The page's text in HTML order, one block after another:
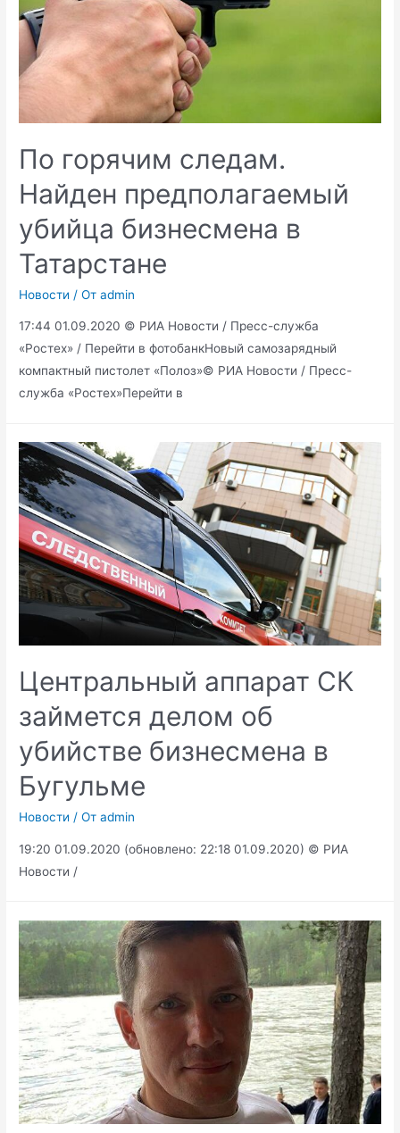
По горячим следам.
Найден предполагаемый
убийца бизнесмена в
Татарстане
Новости / От admin
17:44 01.09.2020 © РИА Новости / Пресс-служба
«Ростех» / Перейти в фотобанкНовый самозарядный
компактный пистолет «Полоз»© РИА Новости / Пресс-
служба «Ростех»Перейти в
Центральный аппарат СК
займется делом об
убийстве бизнесмена в
Бугульме
Новости / От admin
19:20 01.09.2020 (обновлено: 22:18 01.09.2020) © РИА
Новости /